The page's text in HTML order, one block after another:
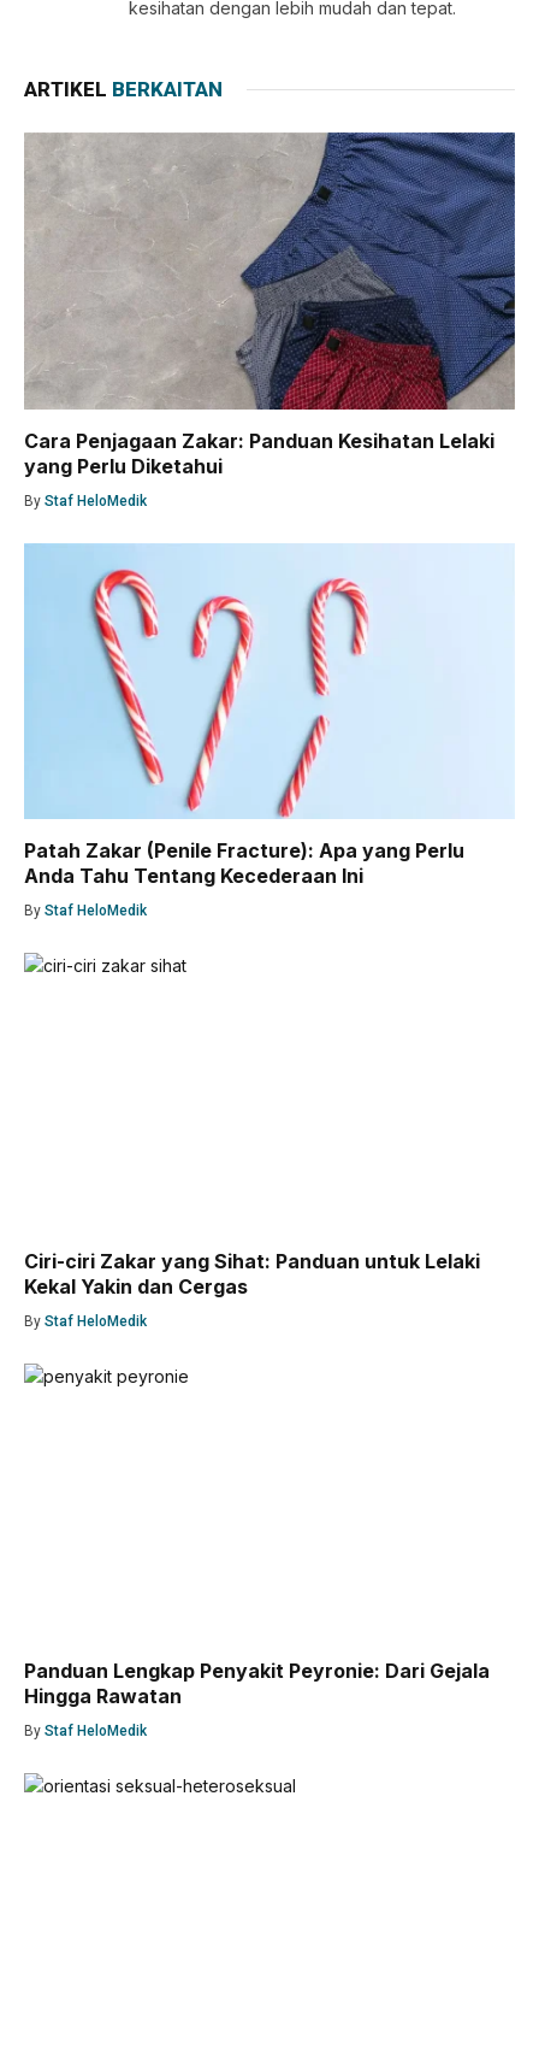
kesihatan dengan lebih mudah dan tepat.
ARTIKEL BERKAITAN
Cara Penjagaan Zakar: Panduan Kesihatan Lelaki
yang Perlu Diketahui
By Staf HeloMedik
Patah Zakar (Penile Fracture): Apa yang Perlu
Anda Tahu Tentang Kecederaan Ini
By Staf HeloMedik
Ciri-ciri Zakar yang Sihat: Panduan untuk Lelaki
Kekal Yakin dan Cergas
By Staf HeloMedik
Panduan Lengkap Penyakit Peyronie: Dari Gejala
Hingga Rawatan
By Staf HeloMedik